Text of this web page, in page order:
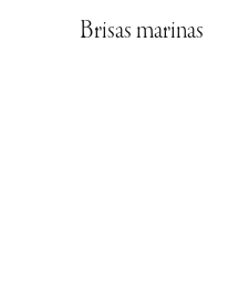
Brisas marinas